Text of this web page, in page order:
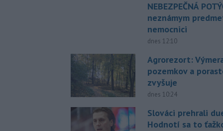
NEBEZPEČNÁ
neznámym
nemocnici
dnes 12:10
Agrorezort:
pozemkov a
zvyšuje
dnes 10:24
Slováci prehrali
Hodnotí sa to